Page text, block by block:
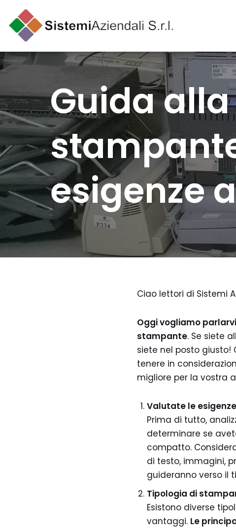
Guida
esigenze
Ciao lettori di Sistemi
Oggi vogliamo parlarvi
stampante. Se siete
siete nel posto
tenere in
migliore per la vostra
Valutate le
Prima di tutto,
determinare se
compatto.
di testo, immagini,
guideranno verso il
Tipologia di
Esistono diverse
vantaggi. Le